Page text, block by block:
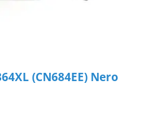
(CN684EE) Nero